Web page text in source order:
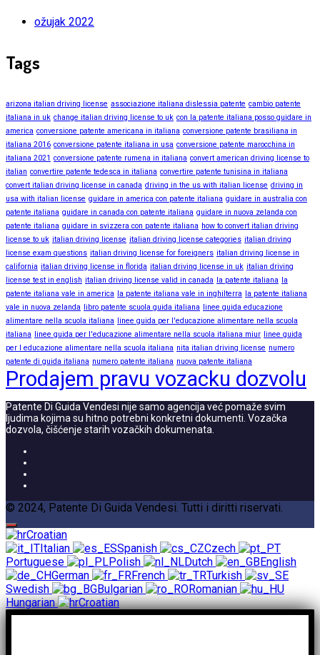
ožujak 2022
Tags
arizona italian driving license associazione italiana dislessia patente cambio patente
italiana in uk change italian driving license to uk con la patente italiana posso guidare in
america conversione patente americana in italiana conversione patente brasiliana in
italiana 2016 conversione patente italiana in usa conversione patente marocchina in
italiana 2021 conversione patente rumena in italiana convert american driving license to
italian convertire patente tedesca in italiana convertire patente tunisina in italiana
convert italian driving license in canada driving in the us with italian license driving in
usa with italian license guidare in america con patente italiana guidare in australia con
patente italiana guidare in canada con patente italiana guidare in nuova zelanda con
patente italiana guidare in svizzera con patente italiana how to convert italian driving
license to uk italian driving license italian driving license categories italian driving
license exam questions italian driving license for foreigners italian driving license in
california italian driving license in florida italian driving license in uk italian driving
license test in english italian driving license valid in canada la patente italiana
la
patente italiana vale in america
la patente italiana vale in inghilterra
la patente italiana
vale in nuova zelanda
libro patente scuola guida italiana
linee guida educazione
alimentare nella scuola italiana
linee guida per l'educazione alimentare nella scuola
italiana
linee guida per l'educazione alimentare nella scuola italiana miur linee guida
per l educazione alimentare nella scuola italiana nita italian driving license numero
patente di guida italiana numero patente italiana nuova patente italiana
Prodajem pravu vozacku dozvolu
Patente Di Guida Vendesi nije samo agencija već pomaže svim
ljudima kojima su hitno potrebni konkretni dokumenti. Vozačka
dozvola, čišćenje starih vozačkih dokumenata.
© 2024, Patente Di Guida Vendesi. Tutti i diritti riservati.
Croatian
Italian
Spanish
Czech
Portuguese
Polish Dutch
English
German
French
Turkish
Swedish
Bulgarian
Romanian
Hungarian
Croatian